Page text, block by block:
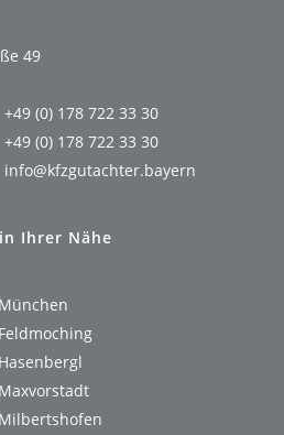
49
+49 (0) 178 722 33 30
+49 (0) 178 722 33 30
info@kfzgutachter.bayern
Ihrer Nähe